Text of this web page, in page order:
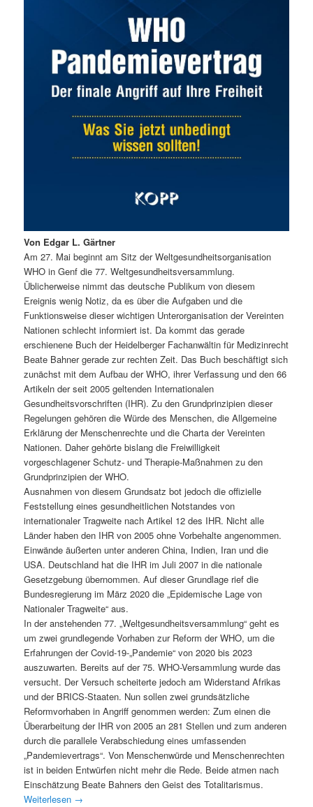
Von Edgar L. Gärtner
Am 27. Mai beginnt am Sitz der Weltgesundheitsorganisation
WHO in Genf die 77. Weltgesundheitsversammlung.
Üblicherweise nimmt das deutsche Publikum von diesem
Ereignis wenig Notiz, da es über die Aufgaben und die
Funktionsweise dieser wichtigen Unterorganisation der Vereinten
Nationen schlecht informiert ist. Da kommt das gerade
erschienene Buch der Heidelberger Fachanwältin für Medizinrecht
Beate Bahner gerade zur rechten Zeit. Das Buch beschäftigt sich
zunächst mit dem Aufbau der WHO, ihrer Verfassung und den 66
Artikeln der seit 2005 geltenden Internationalen
Gesundheitsvorschriften (IHR). Zu den Grundprinzipien dieser
Regelungen gehören die Würde des Menschen, die Allgemeine
Erklärung der Menschenrechte und die Charta der Vereinten
Nationen. Daher gehörte bislang die Freiwilligkeit
vorgeschlagener Schutz- und Therapie-Maßnahmen zu den
Grundprinzipien der WHO.
Ausnahmen von diesem Grundsatz bot jedoch die offizielle
Feststellung eines gesundheitlichen Notstandes von
internationaler Tragweite nach Artikel 12 des IHR. Nicht alle
Länder haben den IHR von 2005 ohne Vorbehalte angenommen.
Einwände äußerten unter anderen China, Indien, Iran und die
USA. Deutschland hat die IHR im Juli 2007 in die nationale
Gesetzgebung übernommen. Auf dieser Grundlage rief die
Bundesregierung im März 2020 die „Epidemische Lage von
Nationaler Tragweite“ aus.
In der anstehenden 77. „Weltgesundheitsversammlung“ geht es
um zwei grundlegende Vorhaben zur Reform der WHO, um die
Erfahrungen der Covid-19-„Pandemie“ von 2020 bis 2023
auszuwarten. Bereits auf der 75. WHO-Versammlung wurde das
versucht. Der Versuch scheiterte jedoch am Widerstand Afrikas
und der BRICS-Staaten. Nun sollen zwei grundsätzliche
Reformvorhaben in Angriff genommen werden: Zum einen die
Überarbeitung der IHR von 2005 an 281 Stellen und zum anderen
durch die parallele Verabschiedung eines umfassenden
„Pandemievertrags“. Von Menschenwürde und Menschenrechten
ist in beiden Entwürfen nicht mehr die Rede. Beide atmen nach
Einschätzung Beate Bahners den Geist des Totalitarismus.
Weiterlesen →